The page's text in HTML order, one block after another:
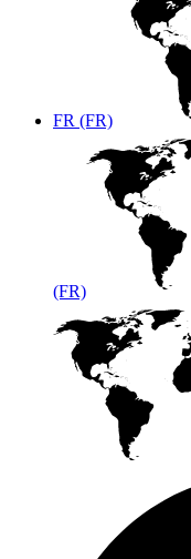
FR (FR)
(FR)